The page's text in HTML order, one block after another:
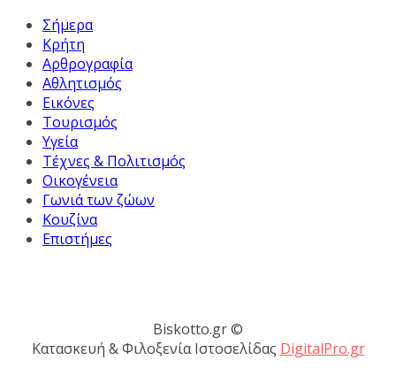
Σήμερα
Κρήτη
Αρθρογραφία
Αθλητισμός
Εικόνες
Τουρισμός
Υγεία
Τέχνες & Πολιτισμός
Οικογένεια
Γωνιά των ζώων
Κουζίνα
Επιστήμες
Biskotto.gr ©
Κατασκευή & Φιλοξενία Ιστοσελίδας DigitalPro.gr